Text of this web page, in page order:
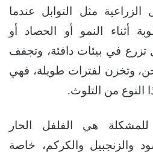
مثل التوابل عندما
أثناء النمو أو الحصاد أو
تزرع في بيئات دافئة، وتجفف
وتخزن لفترات طويلة، فهي
من التلوث.
هي الفلفل الحار
والزنجبيل والكركم، خاصة